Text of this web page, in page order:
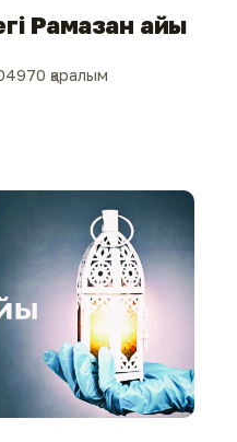
Рамазан айы
4970 қаралым